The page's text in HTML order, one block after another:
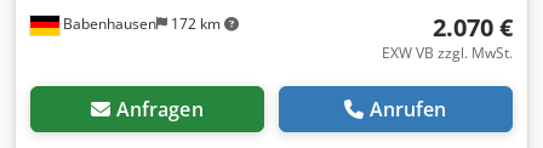
Babenhausen 172 km 2.070 €
EXW VB zzgl. MwSt.
Anfragen Anrufen